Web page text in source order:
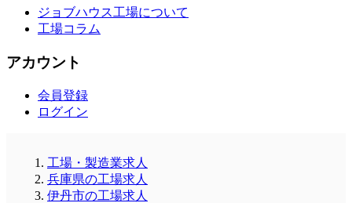
ジョブハウス工場について
工場コラム
アカウント
会員登録
ログイン
工場・製造業求人
兵庫県の工場求人
伊丹市の工場求人